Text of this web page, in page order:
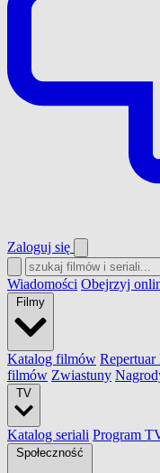
Zaloguj się
Wiadomości Obejrzyj
Filmy
Katalog filmów Repertuar
filmów Zwiastuny
TV
Katalog seriali Program
Społeczność